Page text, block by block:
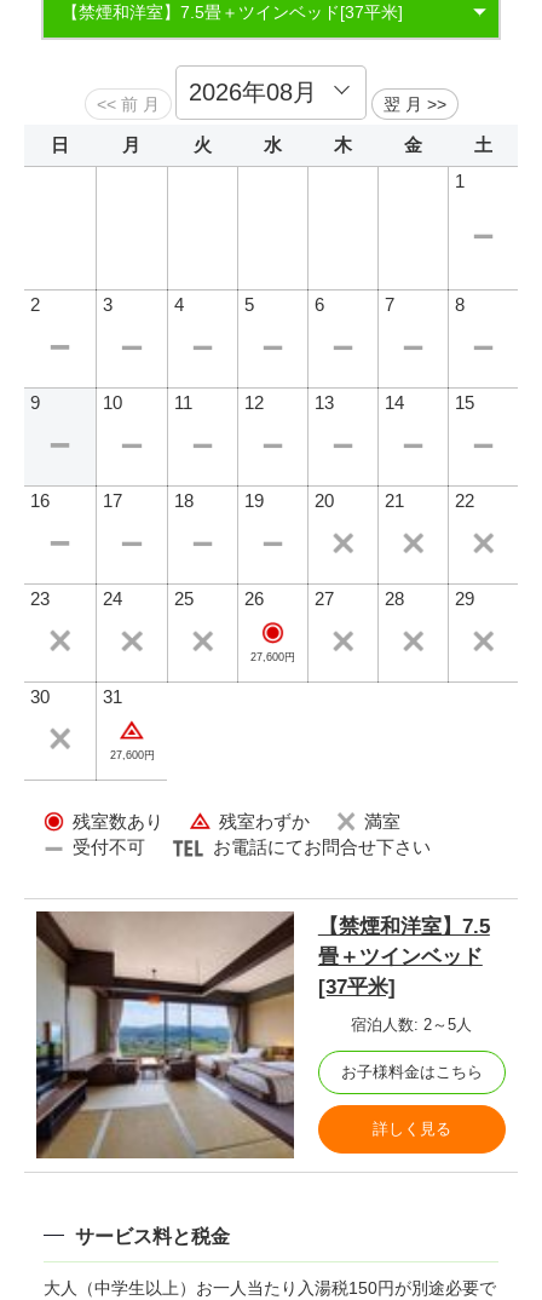
【禁煙和洋室】7.5畳＋ツインベッド[37平米]
日 月 火 水 木 金
土
1
2 3 4 5 6 7 8
9 10 11 12 13 14 15
16 17 18 19 20 21 22
23 24 25 26
27,600円
27 28 29
30 31
27,600円
残室数あり 残室わずか
満室
受付不可
お電話にてお問合せ下さい
【禁煙和洋室】7.5
畳＋ツインベッド
[37平米]
宿泊人数: 2～5人
お子様料金はこちら
詳しく見る
サービス料と税金
大人（中学生以上）お一人当たり入湯税150円が別途必要で